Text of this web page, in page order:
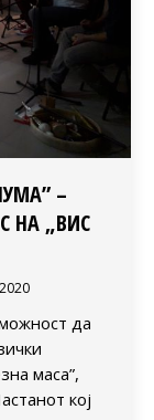
–
НА „ВИС
да
маса”,
кој